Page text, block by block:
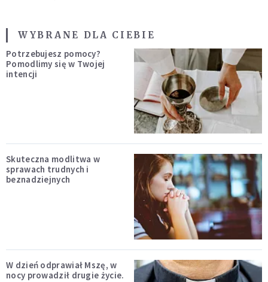
WYBRANE DLA CIEBIE
Potrzebujesz pomocy?
Pomodlimy się w Twojej
intencji
Skuteczna modlitwa w
sprawach trudnych i
beznadziejnych
W dzień odprawiał Mszę, w
nocy prowadził drugie życie.